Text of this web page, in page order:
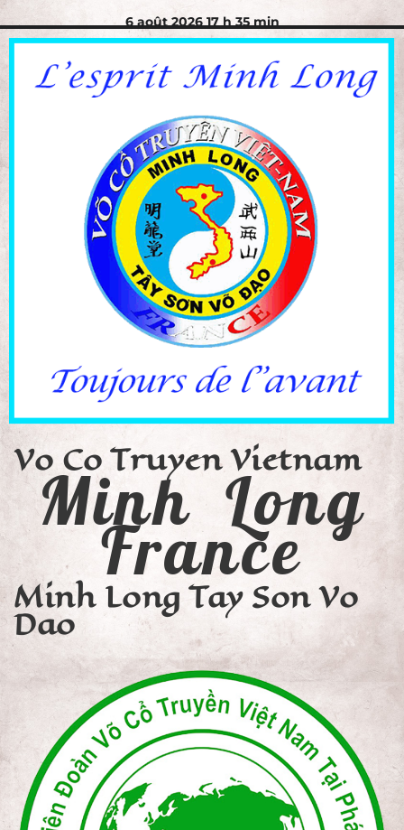
6 août 2026 17 h 35 min
Vo Co Truyen Vietnam
Minh Long
France
Minh Long Tay Son Vo
Dao